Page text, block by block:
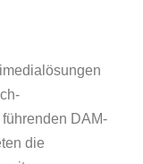
DAM-
die